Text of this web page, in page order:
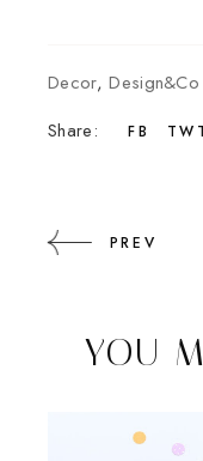
Decor,Design&Co
Share:
FB
PREV
YOU